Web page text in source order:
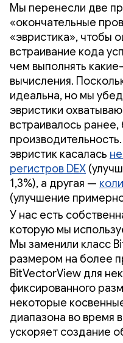
Мы перенесли две
«окончательные
«эвристика», чтобы
встраивание кода
чем выполнять
вычисления.
идеальна, но мы
эвристики
встраивалось ранее,
эвристик касалась
регистров DEX
1,3%), а другая —
(улучшение
У нас есть
которую мы
Мы заменили класс
размером на более
BitVectorView для
фиксированного
некоторые
диапазона во время
ускоряет создание